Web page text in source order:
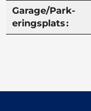
Garage/­Park­
erings­plats: